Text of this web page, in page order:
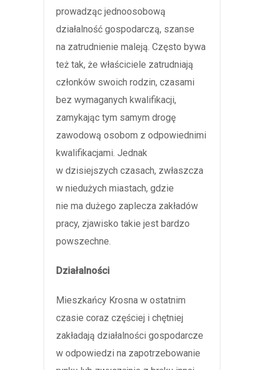
prowadząc jednoosobową
działalność gospodarczą, szanse
na zatrudnienie maleją. Często bywa
też tak, że właściciele zatrudniają
członków swoich rodzin, czasami
bez wymaganych kwalifikacji,
zamykając tym samym drogę
zawodową osobom z odpowiednimi
kwalifikacjami. Jednak
w dzisiejszych czasach, zwłaszcza
w niedużych miastach, gdzie
nie ma dużego zaplecza zakładów
pracy, zjawisko takie jest bardzo
powszechne.
Działalności
Mieszkańcy Krosna w ostatnim
czasie coraz częściej i chętniej
zakładają działalności gospodarcze
w odpowiedzi na zapotrzebowanie